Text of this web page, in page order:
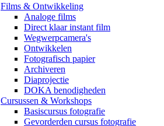
Films & Ontwikkeling
Analoge films
Direct klaar instant film
Wegwerpcamera's
Ontwikkelen
Fotografisch papier
Archiveren
Diaprojectie
DOKA benodigheden
Cursussen & Workshops
Basiscursus fotografie
Gevorderden cursus fotografie